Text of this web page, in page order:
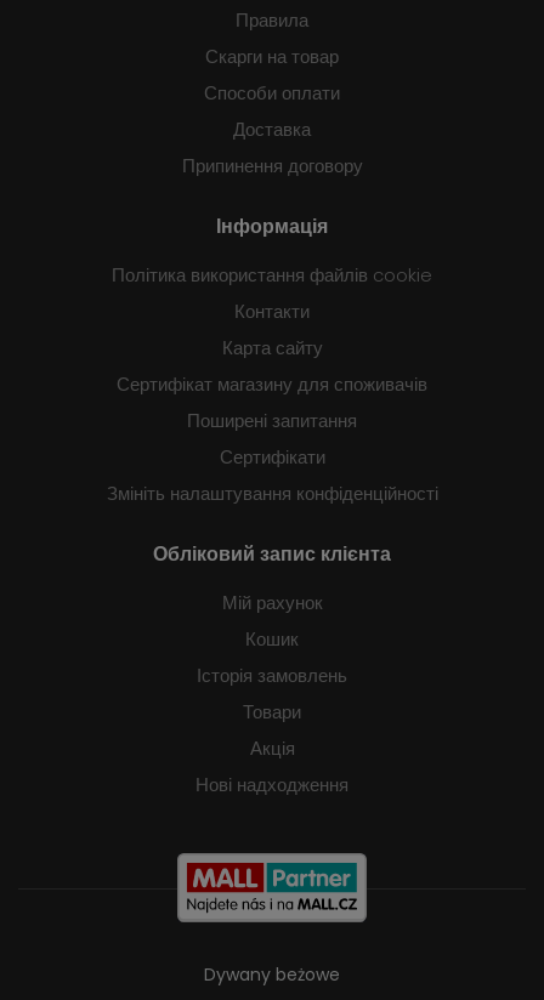
Правила
Скарги на товар
Способи оплати
Доставка
Припинення договору
Інформація
Політика використання файлів cookie
Контакти
Карта сайту
Сертифікат магазину для споживачів
Поширені запитання
Сертифікати
Змініть налаштування конфіденційності
Обліковий запис клієнта
Мій рахунок
Кошик
Історія замовлень
Товари
Акція
Нові надходження
Dywany beżowe